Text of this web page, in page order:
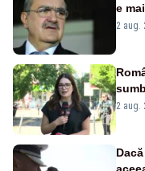
e
țipă
2 aug.
2 aug.